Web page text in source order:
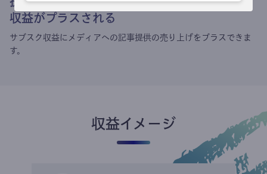
収益がプラスされる
サブスク収益にメディアへの記事提供の売り上げをプラスできま
す。
収益イメージ